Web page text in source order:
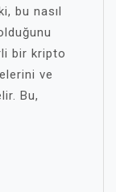
bu nasıl
bir kripto
ve
Bu,